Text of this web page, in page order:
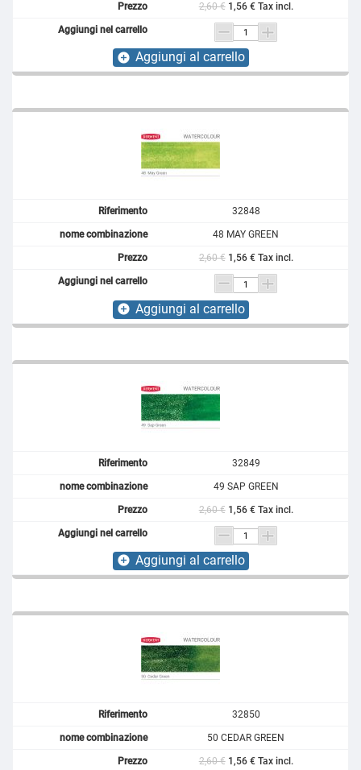
2,60 € 1,56 € Tax incl.
add_circle Aggiungi al carrello
32848
48 MAY GREEN
2,60 € 1,56 € Tax incl.
add_circle Aggiungi al carrello
32849
49 SAP GREEN
2,60 € 1,56 € Tax incl.
add_circle Aggiungi al carrello
32850
50 CEDAR GREEN
2,60 € 1,56 € Tax incl.